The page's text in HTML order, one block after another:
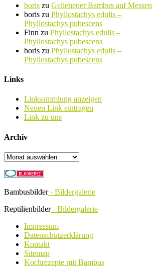
boris zu Geliehener Bambus auf Messen
boris zu Phyllostachys edulis –
Phyllostachys pubescens
Finn zu Phyllostachys edulis –
Phyllostachys pubescens
boris zu Phyllostachys edulis –
Phyllostachys pubescens
Links
Linksammlung anzeigen
Neuen Link eintragen
Link zu uns
Archiv
Archiv
Bambusbilder- Bildergalerie
Reptilienbilder- Bildergalerie
Impressum
Datenschutzerklärung
Kontakt
Sitemap
Kochrezepte mit Bambus